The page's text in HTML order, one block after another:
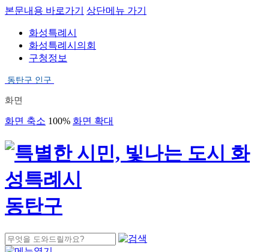
본문내용 바로가기 상단메뉴 가기
화성특례시
화성특례시의회
구청정보
동탄구 인구
화면
화면 축소 100% 화면 확대
동탄구